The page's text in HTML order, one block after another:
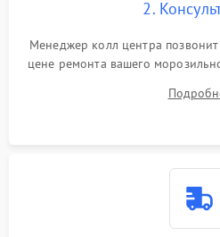
2.
Менеджер колл центра
цене ремонта вашего